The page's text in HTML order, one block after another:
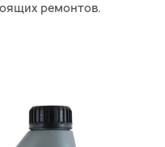
ремонтов.